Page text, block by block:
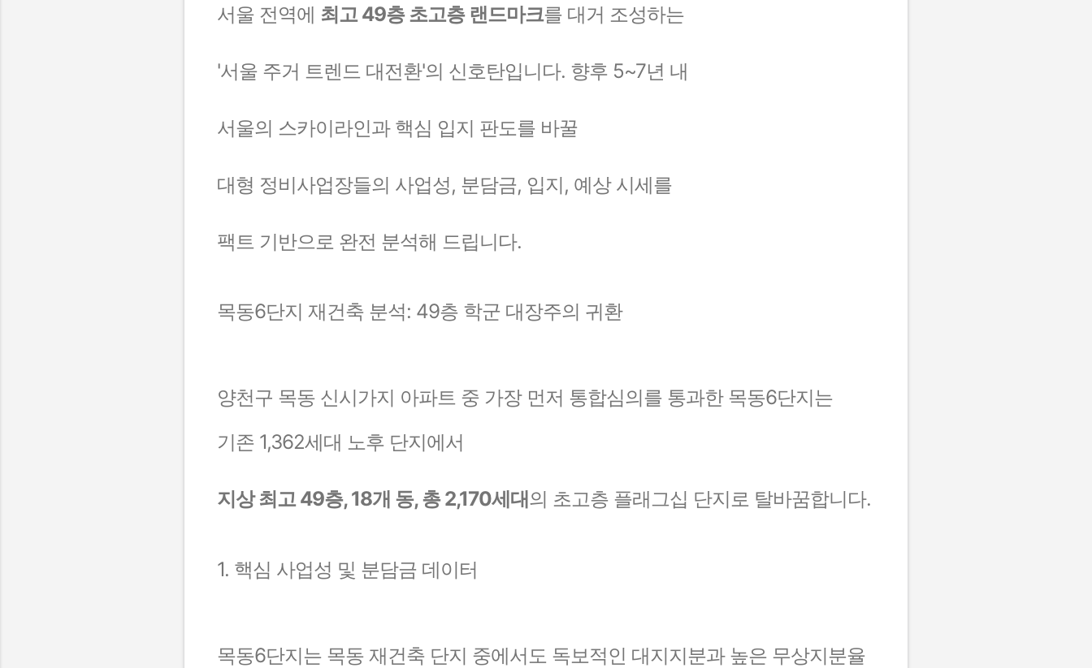
서울 전역에 최고 49층 초고층 랜드마크를 대거 조성하는
'서울 주거 트렌드 대전환'의 신호탄입니다. 향후 5~7년 내
서울의 스카이라인과 핵심 입지 판도를 바꿀
대형 정비사업장들의 사업성, 분담금, 입지, 예상 시세를
팩트 기반으로 완전 분석해 드립니다.
목동6단지 재건축 분석: 49층 학군 대장주의 귀환
양천구 목동 신시가지 아파트 중 가장 먼저 통합심의를 통과한 목동6단지는
기존 1,362세대 노후 단지에서
지상 최고 49층, 18개 동, 총 2,170세대의 초고층 플래그십 단지로 탈바꿈합니다.
1. 핵심 사업성 및 분담금 데이터
목동6단지는 목동 재건축 단지 중에서도 독보적인 대지지분과 높은 무상지분율